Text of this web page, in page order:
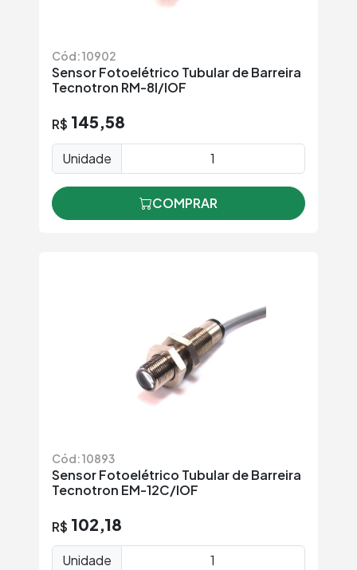
Cód: 10902
Sensor Fotoelétrico Tubular de Barreira
Tecnotron RM-8I/IOF
R$ 145,58
Unidade
COMPRAR
Cód: 10893
Sensor Fotoelétrico Tubular de Barreira
Tecnotron EM-12C/IOF
R$ 102,18
Unidade